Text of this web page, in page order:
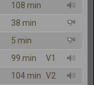
108 min
38 min
5 min
99 min
V1
104 min V2